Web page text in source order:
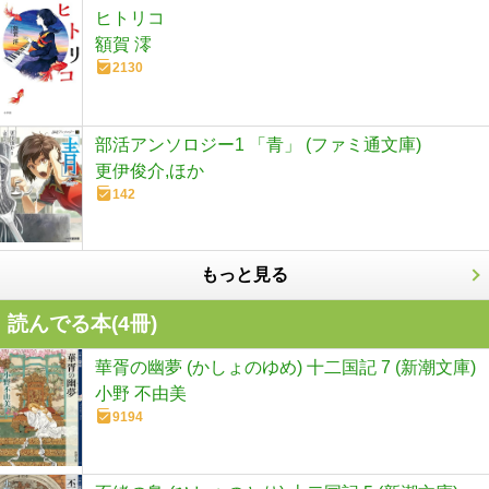
ヒトリコ
額賀 澪
2130
部活アンソロジー1 「青」 (ファミ通文庫)
更伊俊介,ほか
142
もっと見る
読んでる本(4冊)
華胥の幽夢 (かしょのゆめ) 十二国記 7 (新潮文庫)
小野 不由美
9194